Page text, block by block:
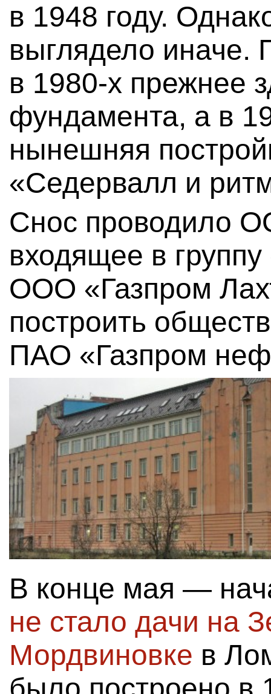
в 1948 году.
выглядело иначе.
в 1980-х прежнее
фундамента, а в
нынешняя
«Седервалл и
Снос проводило
входящее в
ООО «Газпром
построить
ПАО «Газпром
В конце мая —
не стало дачи на
Мордвиновке в